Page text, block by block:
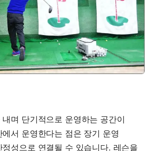
며 단기적으로 운영하는 공간이
서 운영한다는 점은 장기 운영
성으로 연결될 수 있습니다. 레슨을